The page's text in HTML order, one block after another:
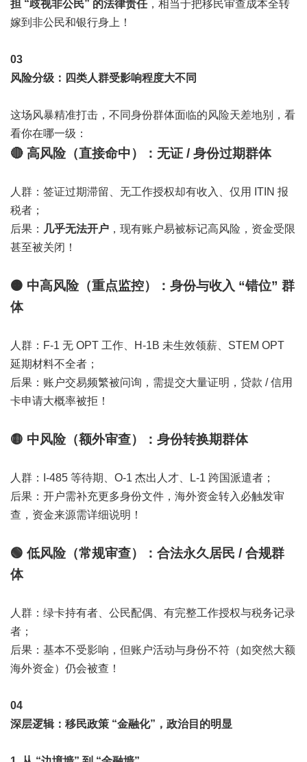
担 “歧视非公民” 的法律责任，相当于把移民审查成本全转
嫁到非公民和银行身上！
03
风险分级：四类人群受影响程度大不同
这场风暴精准打击，不同身份群体面临的风险天差地别，看
看你在哪一级：
🔴 高风险（直接命中）：无证 / 身份过期群体
人群：签证过期滞留、无工作授权却有收入、仅用 ITIN 报
税者；
后果： 几乎无法开户 ，现有账户易被标记高风险，资金受限
甚至被关闭！
🟠 中高风险（重点监控）：身份与收入 “错位” 群
体
人群：F-1 无 OPT 工作、H-1B 未生效领薪、STEM OPT
延期材料不全者；
后果：账户交易频繁被问询，需提交大量证明，贷款 / 信用
卡申请大概率被拒！
🟡 中风险（额外审查）：身份转换期群体
人群：I-485 等待期、O-1 杰出人才、L-1 跨国派遣者；
后果：开户需补充更多身份文件，海外资金转入必触发审
查，资金来源需详细说明！
🟢 低风险（常规审查）：合法永久居民 / 合规群
体
人群：绿卡持有者、公民配偶、有完整工作授权与税务记录
者；
后果：基本不受影响，但账户活动与身份不符（如突然大额
海外资金）仍会被查！
04
深层逻辑：移民政策 “金融化”，政治目的明显